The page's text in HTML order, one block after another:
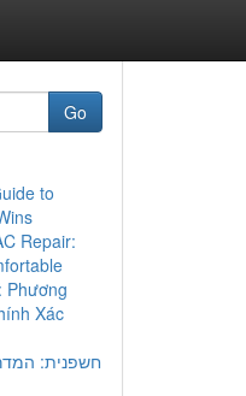
Go
to
Repair:
Phương
Xác
חשפנית: